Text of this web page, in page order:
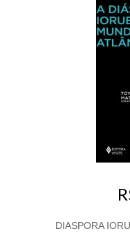
DIASPORA